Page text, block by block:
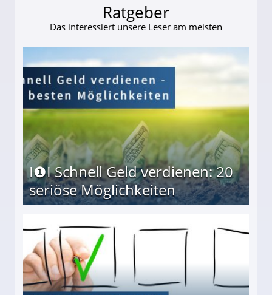
Ratgeber
Das interessiert unsere Leser am meisten
I❶I Schnell Geld verdienen: 20
seriöse Möglichkeiten